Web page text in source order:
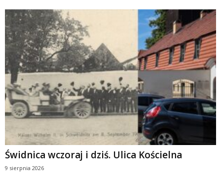
Świdnica wczoraj i dziś. Ulica Kościelna
9 sierpnia 2026